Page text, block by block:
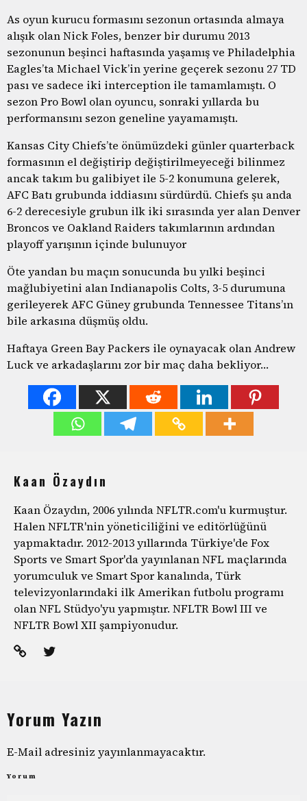
As oyun kurucu formasını sezonun ortasında almaya
alışık olan Nick Foles, benzer bir durumu 2013
sezonunun beşinci haftasında yaşamış ve Philadelphia
Eagles’ta Michael Vick’in yerine geçerek sezonu 27 TD
pası ve sadece iki interception ile tamamlamıştı. O
sezon Pro Bowl olan oyuncu, sonraki yıllarda bu
performansını sezon geneline yayamamıştı.
Kansas City Chiefs’te önümüzdeki günler quarterback
formasının el değiştirip değiştirilmeyeceği bilinmez
ancak takım bu galibiyet ile 5-2 konumuna gelerek,
AFC Batı grubunda iddiasını sürdürdü. Chiefs şu anda
6-2 derecesiyle grubun ilk iki sırasında yer alan Denver
Broncos ve Oakland Raiders takımlarının ardından
playoff yarışının içinde bulunuyor
Öte yandan bu maçın sonucunda bu yılki beşinci
mağlubiyetini alan Indianapolis Colts, 3-5 durumuna
gerileyerek AFC Güney grubunda Tennessee Titans’ın
bile arkasına düşmüş oldu.
Haftaya Green Bay Packers ile oynayacak olan Andrew
Luck ve arkadaşlarını zor bir maç daha bekliyor…
Kaan Özaydın
Kaan Özaydın, 2006 yılında NFLTR.com'u kurmuştur.
Halen NFLTR'nin yöneticiliğini ve editörlüğünü
yapmaktadır. 2012-2013 yıllarında Türkiye'de Fox
Sports ve Smart Spor'da yayınlanan NFL maçlarında
yorumculuk ve Smart Spor kanalında, Türk
televizyonlarındaki ilk Amerikan futbolu programı
olan NFL Stüdyo'yu yapmıştır. NFLTR Bowl III ve
NFLTR Bowl XII şampiyonudur.
Yorum Yazın
E-Mail adresiniz yayınlanmayacaktır.
Yorum